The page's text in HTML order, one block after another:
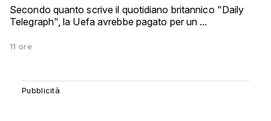
Secondo quanto scrive il quotidiano britannico "Daily
Telegraph", la Uefa avrebbe pagato per un ...
11 ore